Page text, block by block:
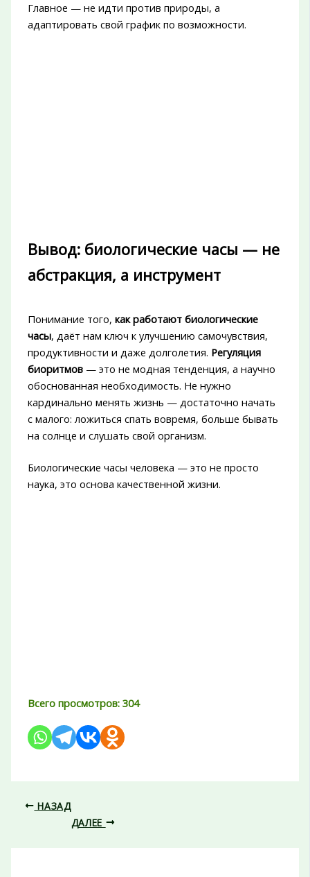
Главное — не идти против природы, а
адаптировать свой график по возможности.
Вывод: биологические часы — не
абстракция, а инструмент
Понимание того, как работают биологические
часы, даёт нам ключ к улучшению самочувствия,
продуктивности и даже долголетия. Регуляция
биоритмов— это не модная тенденция, а научно
обоснованная необходимость. Не нужно
кардинально менять жизнь — достаточно начать
с малого: ложиться спать вовремя, больше бывать
на солнце и слушать свой организм.
Биологические часы человека — это не просто
наука, это основа качественной жизни.
Всего просмотров: 304
НАЗАД
ДАЛЕЕ